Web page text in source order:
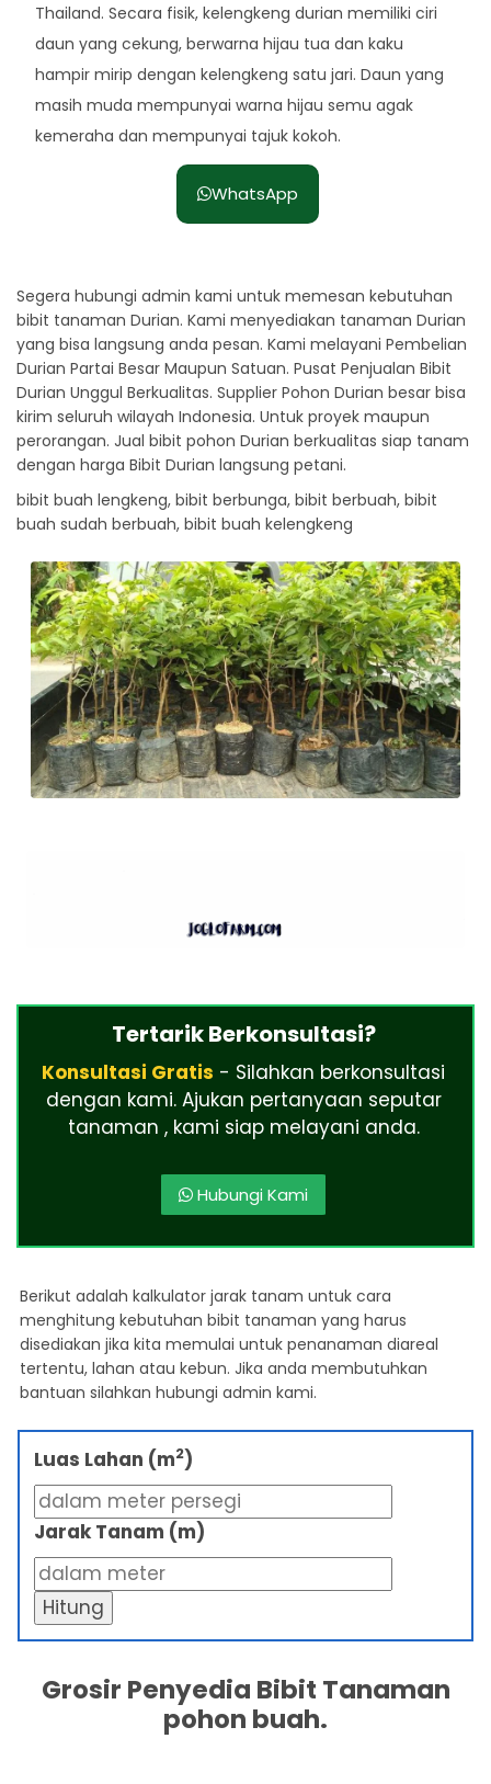
Thailand. Secara fisik, kelengkeng durian memiliki ciri
daun yang cekung, berwarna hijau tua dan kaku
hampir mirip dengan kelengkeng satu jari. Daun yang
masih muda mempunyai warna hijau semu agak
kemeraha dan mempunyai tajuk kokoh.
WhatsApp
Segera hubungi admin kami untuk memesan kebutuhan
bibit tanaman Durian. Kami menyediakan tanaman Durian
yang bisa langsung anda pesan. Kami melayani Pembelian
Durian Partai Besar Maupun Satuan. Pusat Penjualan Bibit
Durian Unggul Berkualitas. Supplier Pohon Durian besar bisa
kirim seluruh wilayah Indonesia. Untuk proyek maupun
perorangan. Jual bibit pohon Durian berkualitas siap tanam
dengan harga Bibit Durian langsung petani.
bibit buah lengkeng, bibit berbunga, bibit berbuah, bibit
buah sudah berbuah, bibit buah kelengkeng
Tertarik Berkonsultasi?
Konsultasi Gratis - Silahkan berkonsultasi
dengan kami. Ajukan pertanyaan seputar
tanaman , kami siap melayani anda.
Hubungi Kami
Berikut adalah kalkulator jarak tanam untuk cara
menghitung kebutuhan bibit tanaman yang harus
disediakan jika kita memulai untuk penanaman diareal
tertentu, lahan atau kebun. Jika anda membutuhkan
bantuan silahkan hubungi admin kami.
Luas Lahan (m2)
Jarak Tanam (m)
Hitung
Grosir Penyedia Bibit Tanaman
pohon buah.